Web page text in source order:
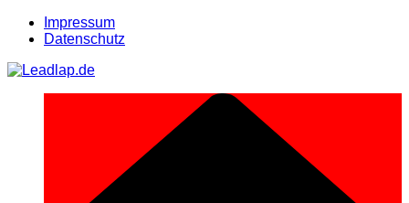
Zum
Inhalt
Impressum
Datenschutz